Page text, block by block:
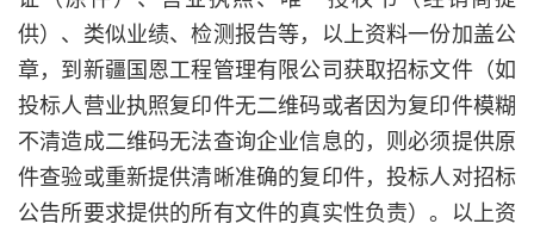
供）、类似业绩、检测报告等，以上资料一份加盖公
章，到新疆国恩工程管理有限公司获取招标文件（如
投标人营业执照复印件无二维码或者因为复印件模糊
不清造成二维码无法查询企业信息的，则必须提供原
件查验或重新提供清晰准确的复印件，投标人对招标
公告所要求提供的所有文件的真实性负责）。以上资